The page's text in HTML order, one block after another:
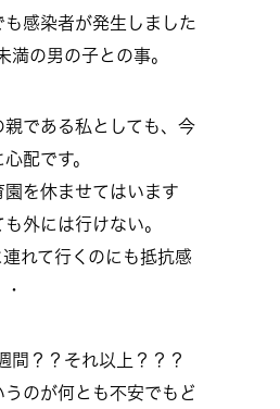
感染者が発生しました
満の男の子との事。
親である私としても、今
配です。
を休ませてはいます
外には行けない。
れて行くのにも抵抗感
間？？それ以上？？？
のが何とも不安でもど